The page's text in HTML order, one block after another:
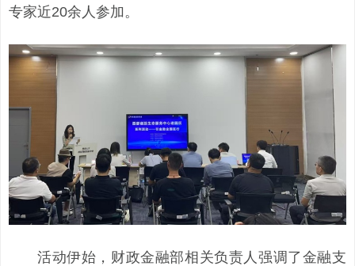
专家近20余人参加。
活动伊始，财政金融部相关负责人强调了金融支